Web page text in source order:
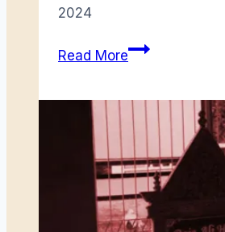
2024
Read MoreMengunjungi
Tahun
1900